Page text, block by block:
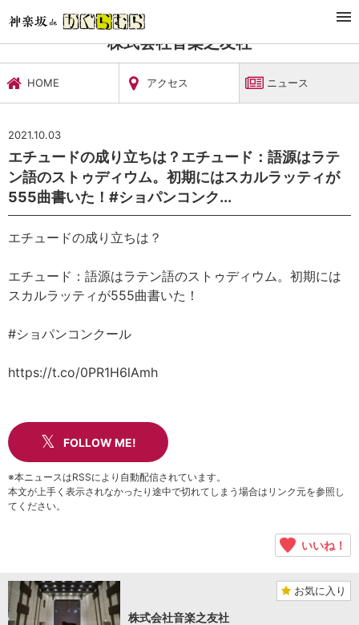
文化施設・ギャラリー
株式会社音楽之友社
HOME アクセス ニュース
2021.10.03
エチュードの成り立ちは？エチュード：語源はラテ
ン語のストゥディウム。初期にはスカルラッティが
555曲書いた！#ショパンコンク...
エチュードの成り立ちは？
エチュード：語源はラテン語のストゥディウム。初期には
スカルラッティが555曲書いた！
#ショパンコンクール
https://t.co/0PR1H6lAmh
FOLLOW ME!
※本ニュースはRSSにより自動配信されています。
本文が上手く表示されなかったり途中で切れてしまう場合はリンク元を参照し
てください。
いいね！
お気に入り
株式会社音楽之友社